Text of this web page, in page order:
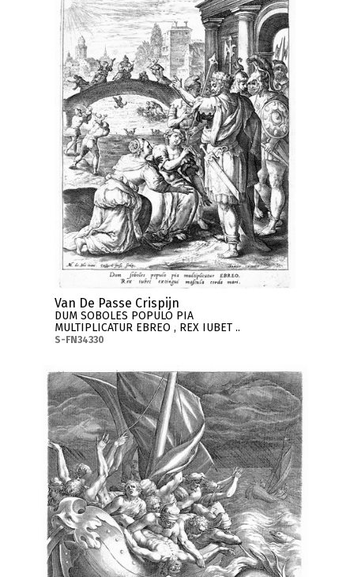
Van De Passe Crispijn
DUM SOBOLES POPULO PIA
MULTIPLICATUR EBREO , REX IUBET ..
S-FN34330